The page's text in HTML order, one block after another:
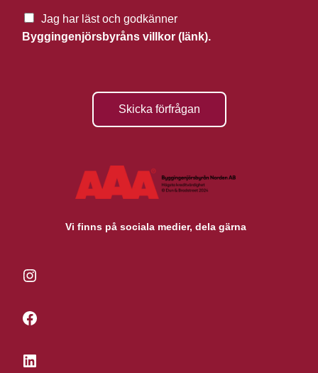
Jag har läst och godkänner
Byggingenjörsbyråns villkor (länk).
Skicka förfrågan
Vi finns på sociala medier, dela gärna
Instagram
Facebook
LinkedIn